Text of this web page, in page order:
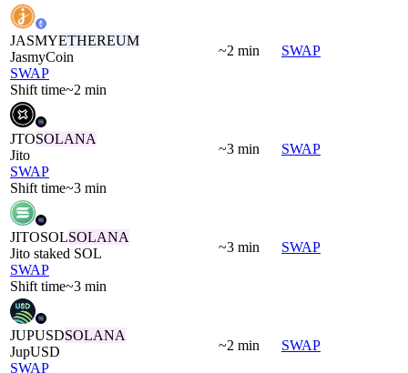
JASMYETHEREUM
JasmyCoin
SWAP
Shift time~2 min
~2 min SWAP
JTOSOLANA
Jito
SWAP
Shift time~3 min
~3 min SWAP
JITOSOLSOLANA
Jito staked SOL
SWAP
Shift time~3 min
~3 min SWAP
JUPUSDSOLANA
JupUSD
SWAP
~2 min SWAP